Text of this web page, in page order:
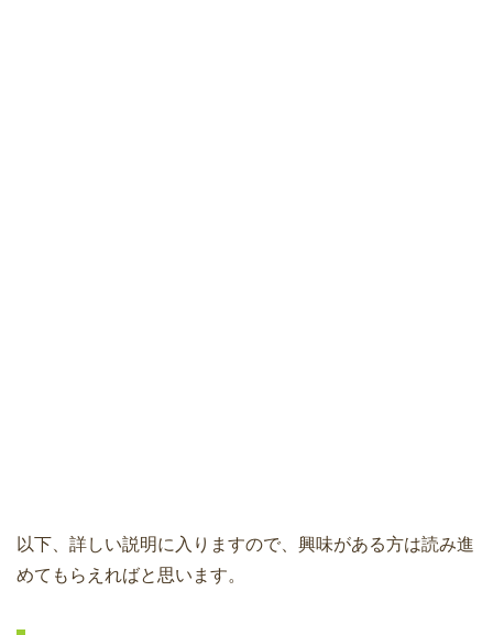
以下、詳しい説明に入りますので、興味がある方は読み進
めてもらえればと思います。